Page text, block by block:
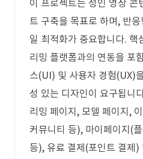
이 프로젝트는 성인 영상 콘
트 구축을 목표로 하며, 반
일 최적화가 중요합니다. 핵
리밍 플랫폼과의 연동을 포
스(UI) 및 사용자 경험(UX)
성 있는 디자인이 요구됩니
리밍 페이지, 모델 페이지,
커뮤니티 등), 마이페이지(
등), 유료 결제(포인트 결제)